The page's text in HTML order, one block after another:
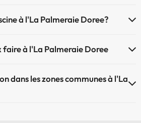
à l'La Palmeraie Doree?
d'autres installations.
faire à l'La Palmeraie Doree
dans les zones communes à l'La